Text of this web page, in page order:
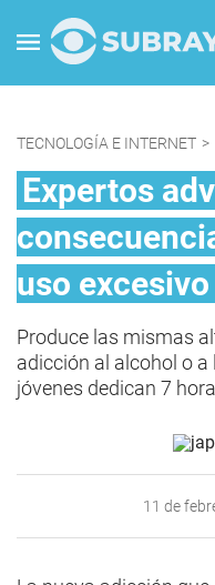
TECNOLOGÍA E INTERNET >
Expertos
uso
Produce las mismas
adicción al alcohol o a
jóvenes dedican 7
11 de